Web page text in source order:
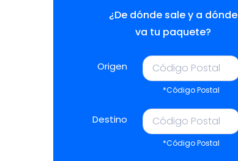
¿De dónde sale y a dónde
va tu paquete?
Origen
*Código Postal
Destino
*Código Postal